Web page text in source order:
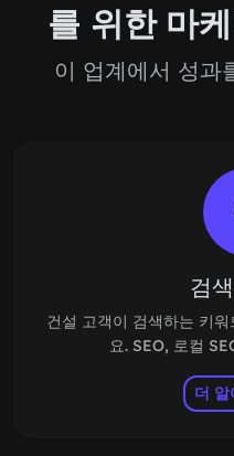
를 위한 마
이 업계에서 성과
검
건설 고객이 검색하는 키
요. SEO, 로컬
더 알